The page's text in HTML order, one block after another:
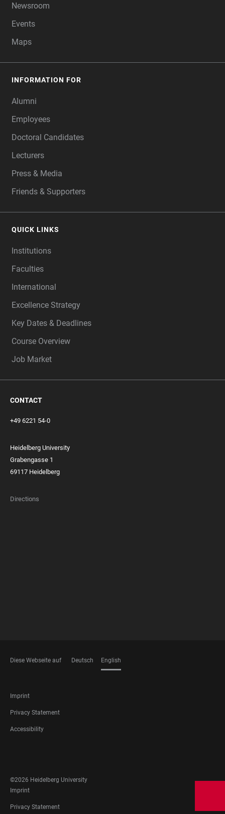
Newsroom
Events
Maps
INFORMATION FOR
Alumni
Employees
Doctoral Candidates
Lecturers
Press & Media
Friends & Supporters
QUICK LINKS
Institutions
Faculties
International
Excellence Strategy
Key Dates & Deadlines
Course Overview
Job Market
CONTACT
+49 6221 54-0
Heidelberg University
Grabengasse 1
69117 Heidelberg
Directions
Diese Webseite auf Deutsch English
FOOTER
LEGAL
Imprint
Privacy Statement
Accessibility
MEDIA
©2026 Heidelberg University
FOOTER
LEGAL
Imprint
Privacy Statement